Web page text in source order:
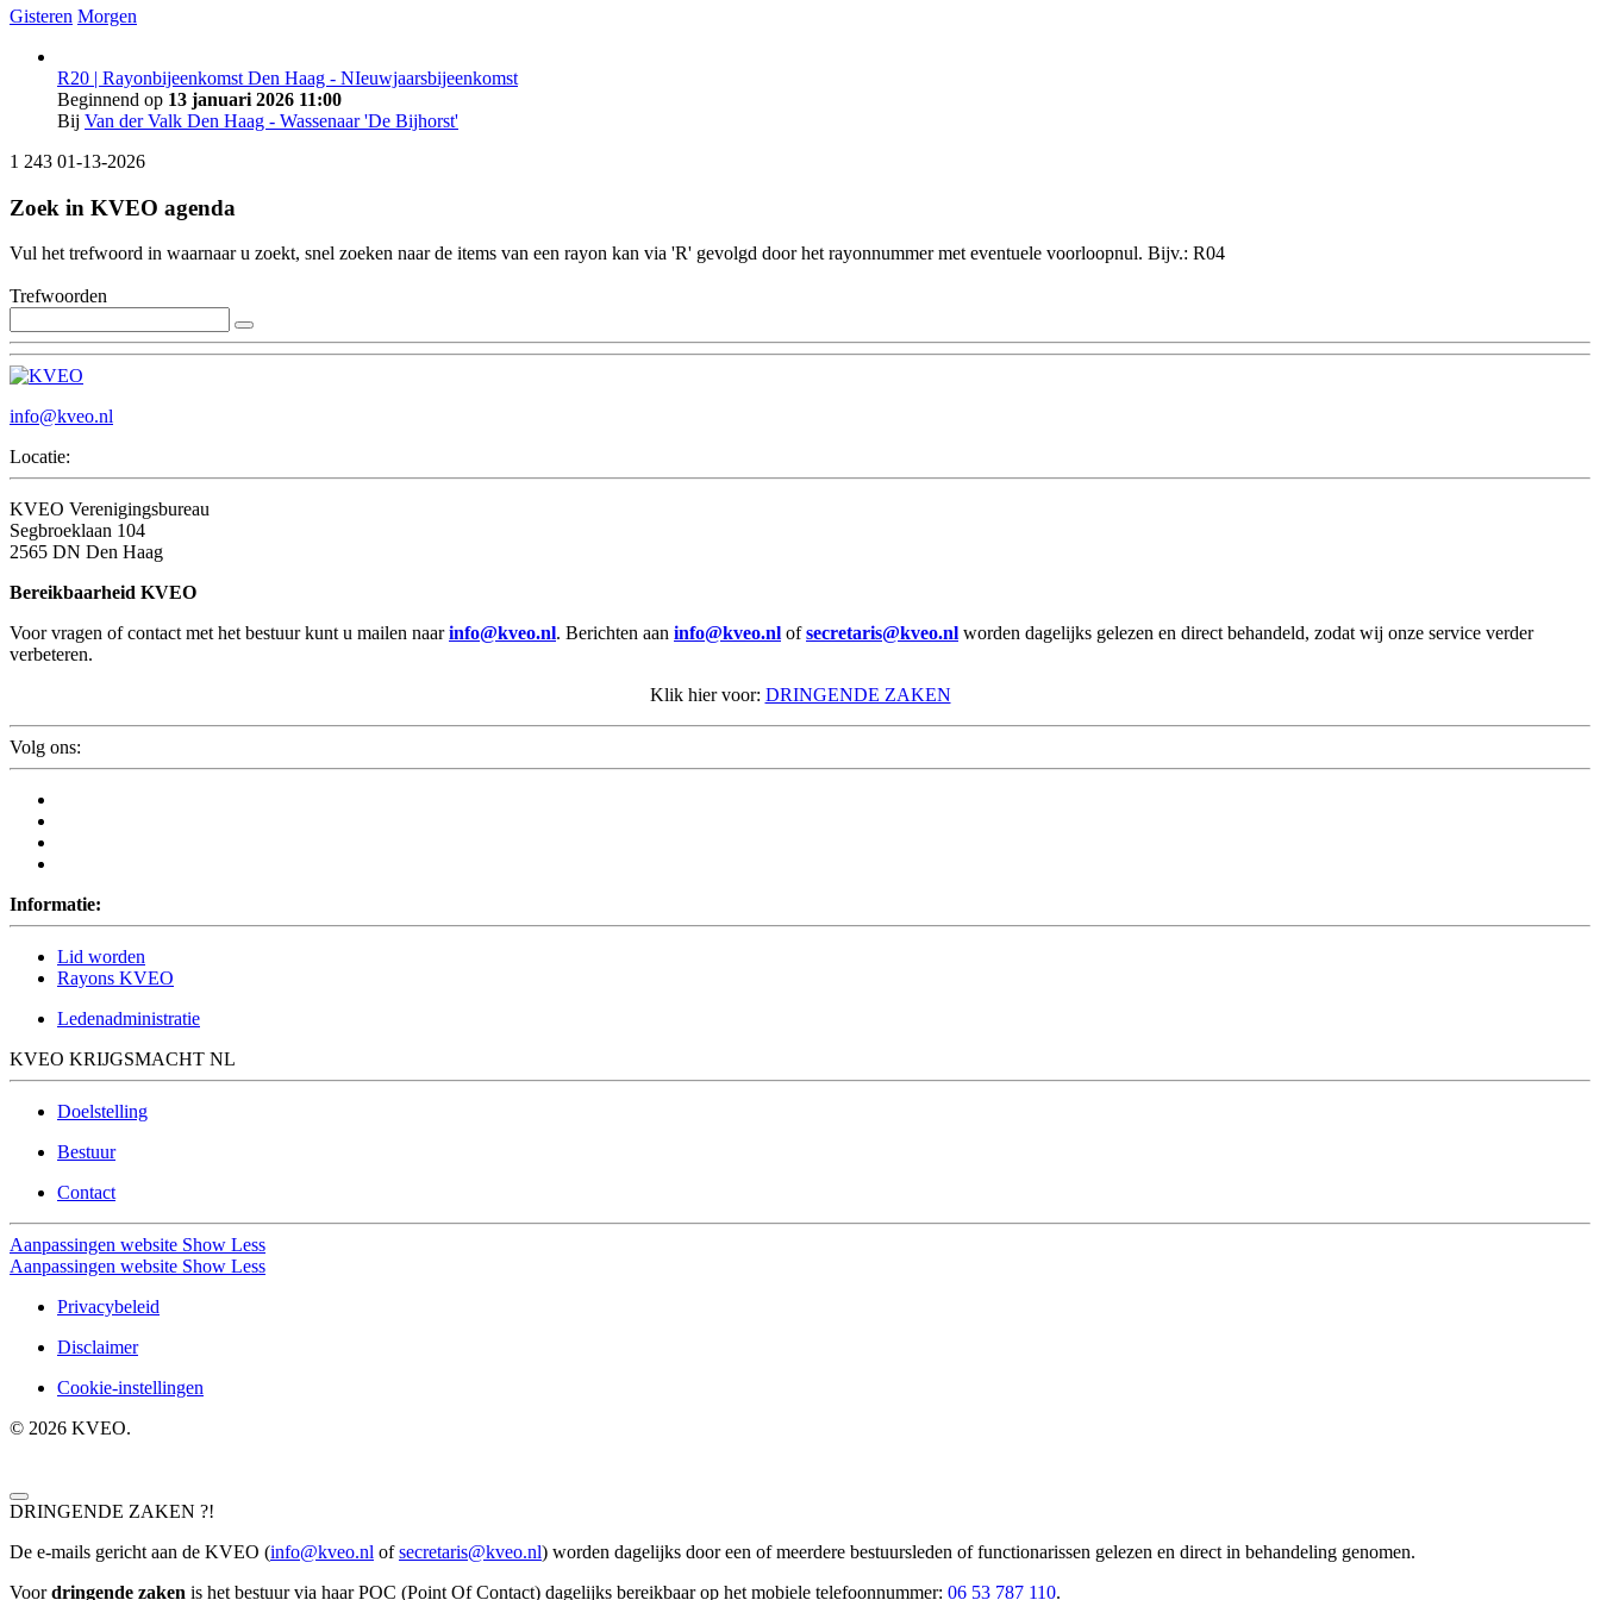
Gisteren Morgen
R20 | Rayonbijeenkomst Den Haag - NIeuwjaarsbijeenkomst
Beginnend op 13 januari 2026 11:00
Bij Van der Valk Den Haag - Wassenaar 'De Bijhorst'
1 243 01-13-2026
Zoek in KVEO agenda
Vul het trefwoord in waarnaar u zoekt, snel zoeken naar de items van een rayon kan via 'R' gevolgd door het rayonnummer met eventuele voorloopnul. Bijv.: R04
Trefwoorden
info@kveo.nl
Locatie:
KVEO Verenigingsbureau
Segbroeklaan 104
2565 DN Den Haag
Bereikbaarheid KVEO
Voor vragen of contact met het bestuur kunt u mailen naarinfo@kveo.nl. Berichten aan info@kveo.nl ofsecretaris@kveo.nl worden dagelijks gelezen en direct behandeld, zodat wij onze service verder
verbeteren.
Klik hier voor: DRINGENDE ZAKEN
Volg ons:
Informatie:
Lid worden
Rayons KVEO
Ledenadministratie
KVEO KRIJGSMACHT NL
Doelstelling
Bestuur
Contact
Aanpassingen website Show Less
Aanpassingen website Show Less
Privacybeleid
Disclaimer
Cookie-instellingen
© 2026 KVEO.
DRINGENDE ZAKEN ?!
De e-mails gericht aan de KVEO (info@kveo.nl ofsecretaris@kveo.nl) worden dagelijks door een of meerdere bestuursleden of functionarissen gelezen en direct in behandeling genomen.
Voordringende zaken is het bestuur via haar POC (Point Of Contact) dagelijks bereikbaar op het mobiele telefoonnummer: 06 53 787 110.